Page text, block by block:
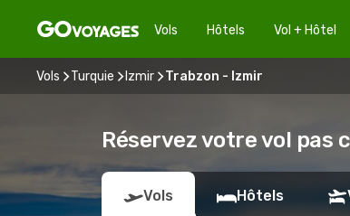
Vols Hôtels Vol + Hôtel
Vols Turquie Izmir Trabzon - Izmir
Réservez votre vol pas
Vols Hôtels